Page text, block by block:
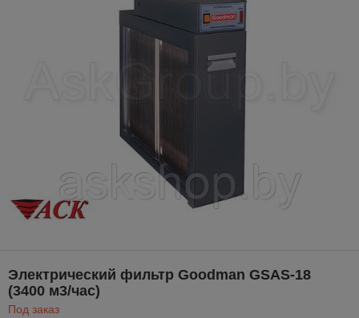
Электрический фильтр Goodman GSAS-18
(3400 м3/час)
Под заказ